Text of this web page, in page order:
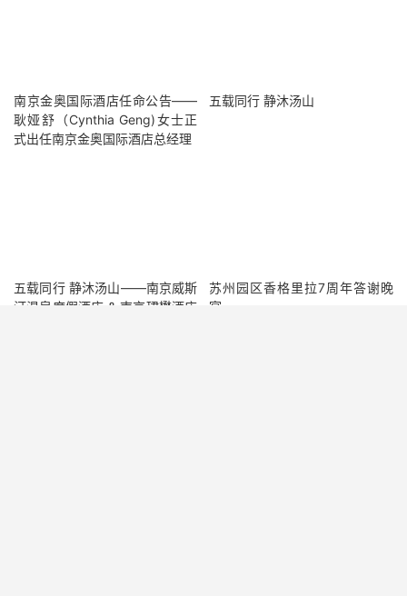
南京金奥国际酒店任命公告——
耿娅舒（Cynthia Geng)女士正
式出任南京金奥国际酒店总经理
五载同行 静沐汤山
五载同行 静沐汤山——南京威斯
汀温泉度假酒店 & 南京珺懋酒店
苏州园区香格里拉7周年答谢晚
宴